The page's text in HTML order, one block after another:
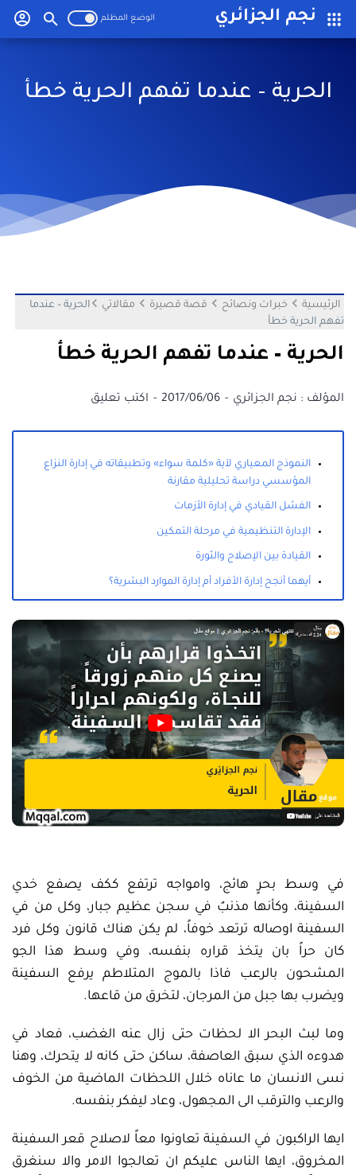
نجم الجزائري
الحرية – عندما تفهم الحرية خطأ
الرئيسية خبرات ونصائح قصة قصيرة مقالاتي
الحرية – عندما
تفهم الحرية خطأ
الحرية – عندما تفهم الحرية خطأ
المؤلف : نجم الجزائري 2017/06/06 اكتب تعليق
النموذج المعياري لآية «كلمة سواء» وتطبيقاته في إدارة النزاع
المؤسسي دراسة تحليلية مقارنة
الفشل القيادي في إدارة الأزمات
الإدارة التنظيمية في مرحلة التمكين
القيادة بين الإصلاح والثورة
أيهما أنجح إدارة الأفراد أم إدارة الموارد البشرية؟
في وسط بحرٍ هائج، وامواجه ترتفع ككف يصفع خدي
السفينة، وكأنها مذنبٌ في سجن عظيم جبار، وكل من في
السفينة اوصاله ترتعد خوفاً، لم يكن هناك قانون وكل فرد
كان حراً بان يتخذ قراره بنفسه، وفي وسط هذا الجو
المشحون بالرعب فاذا بالموج المتلاطم يرفع السفينة
ويضرب بها جبل من المرجان، لتخرق من قاعها.
وما لبث البحر الا لحظات حتى زال عنه الغضب، فعاد في
هدوءه الذي سبق العاصفة، ساكن حتى كانه لا يتحرك، وهنا
نسى الانسان ما عاناه خلال اللحظات الماضية من الخوف
والرعب والترقب الى المجهول، وعاد ليفكر بنفسه.
ايها الراكبون في السفينة تعاونوا معاً لاصلاح قعر السفينة
المخروق، ايها الناس عليكم ان تعالجوا الامر والا سنغرق